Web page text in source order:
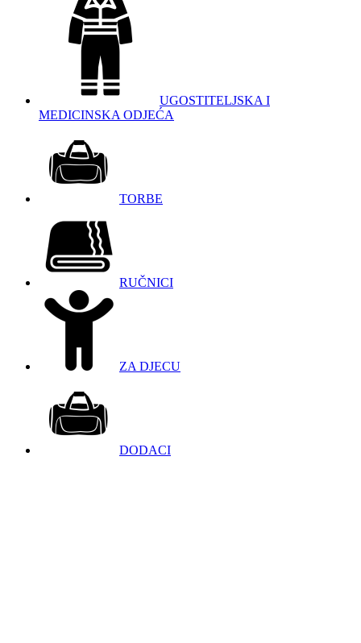
UGOSTITELJSKA I
MEDICINSKA ODJEĆA
TORBE
RUČNICI
ZA DJECU
DODACI